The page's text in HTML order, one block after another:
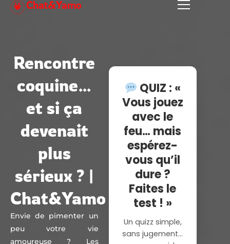
Aller
Chat&Yamo
Rencontre
coquine…
et si ça
devenait
plus
sérieux ? |
Chat&Yamo
Envie de pimenter un
peu votre vie
amoureuse ? Les
QUIZ : «
Vous jouez
avec le
feu… mais
espérez-
vous qu’il
dure ?
Faites le
test ! »
Un quizz simple,
sans jugement…